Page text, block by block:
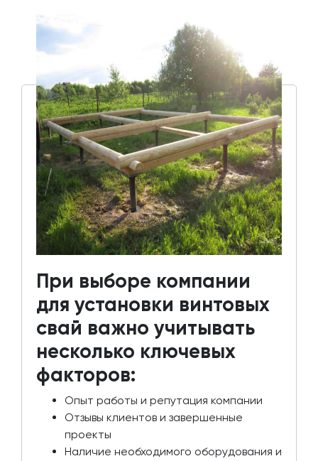
При выборе компании
для установки винтовых
свай важно учитывать
несколько ключевых
факторов:
Опыт работы и репутация компании
Отзывы клиентов и завершенные
проекты
Наличие необходимого оборудования и